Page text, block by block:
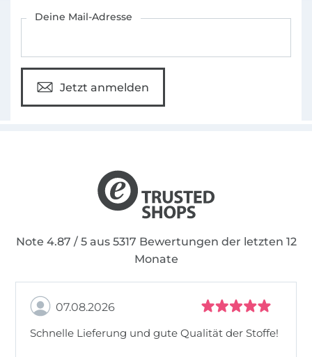
Deine Mail-Adresse
Jetzt anmelden
Note 4.87 / 5 aus 5317 Bewertungen der letzten 12
Monate
07.08.2026
Schnelle Lieferung und gute Qualität der Stoffe!